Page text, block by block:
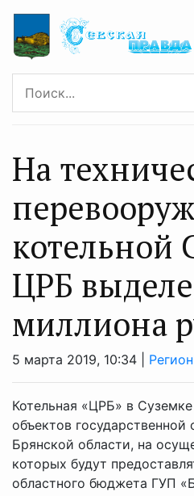
На
котельной
ЦРБ
миллиона
5 марта 2019, 10:34 | Регион
Котельная «ЦРБ» в
объектов государственной
Брянской области, на
которых будут
областного бюджета ГУП